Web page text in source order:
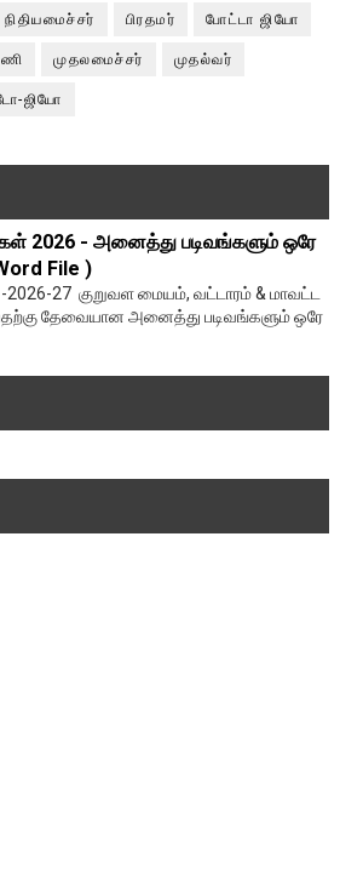
நிதியமைச்சர் பிரதமர் போட்டா ஜியோ
முதலமைச்சர் முதல்வர்
ஜியோ
2026 - அனைத்து படிவங்களும் ஒரே
File )
2026-27 குறுவள மையம், வட்டாரம் & மாவட்ட
தேவையான அனைத்து படிவங்களும் ஒரே